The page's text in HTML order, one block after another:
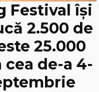
Festival își
2.500 de
25.000
de-a 4-